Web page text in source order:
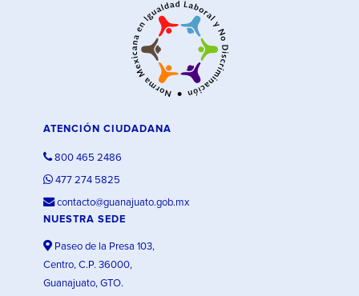
ATENCIÓN CIUDADANA
800 465 2486
477 274 5825
contacto@guanajuato.gob.mx
NUESTRA SEDE
Paseo de la Presa 103,
Centro, C.P. 36000,
Guanajuato, GTO.